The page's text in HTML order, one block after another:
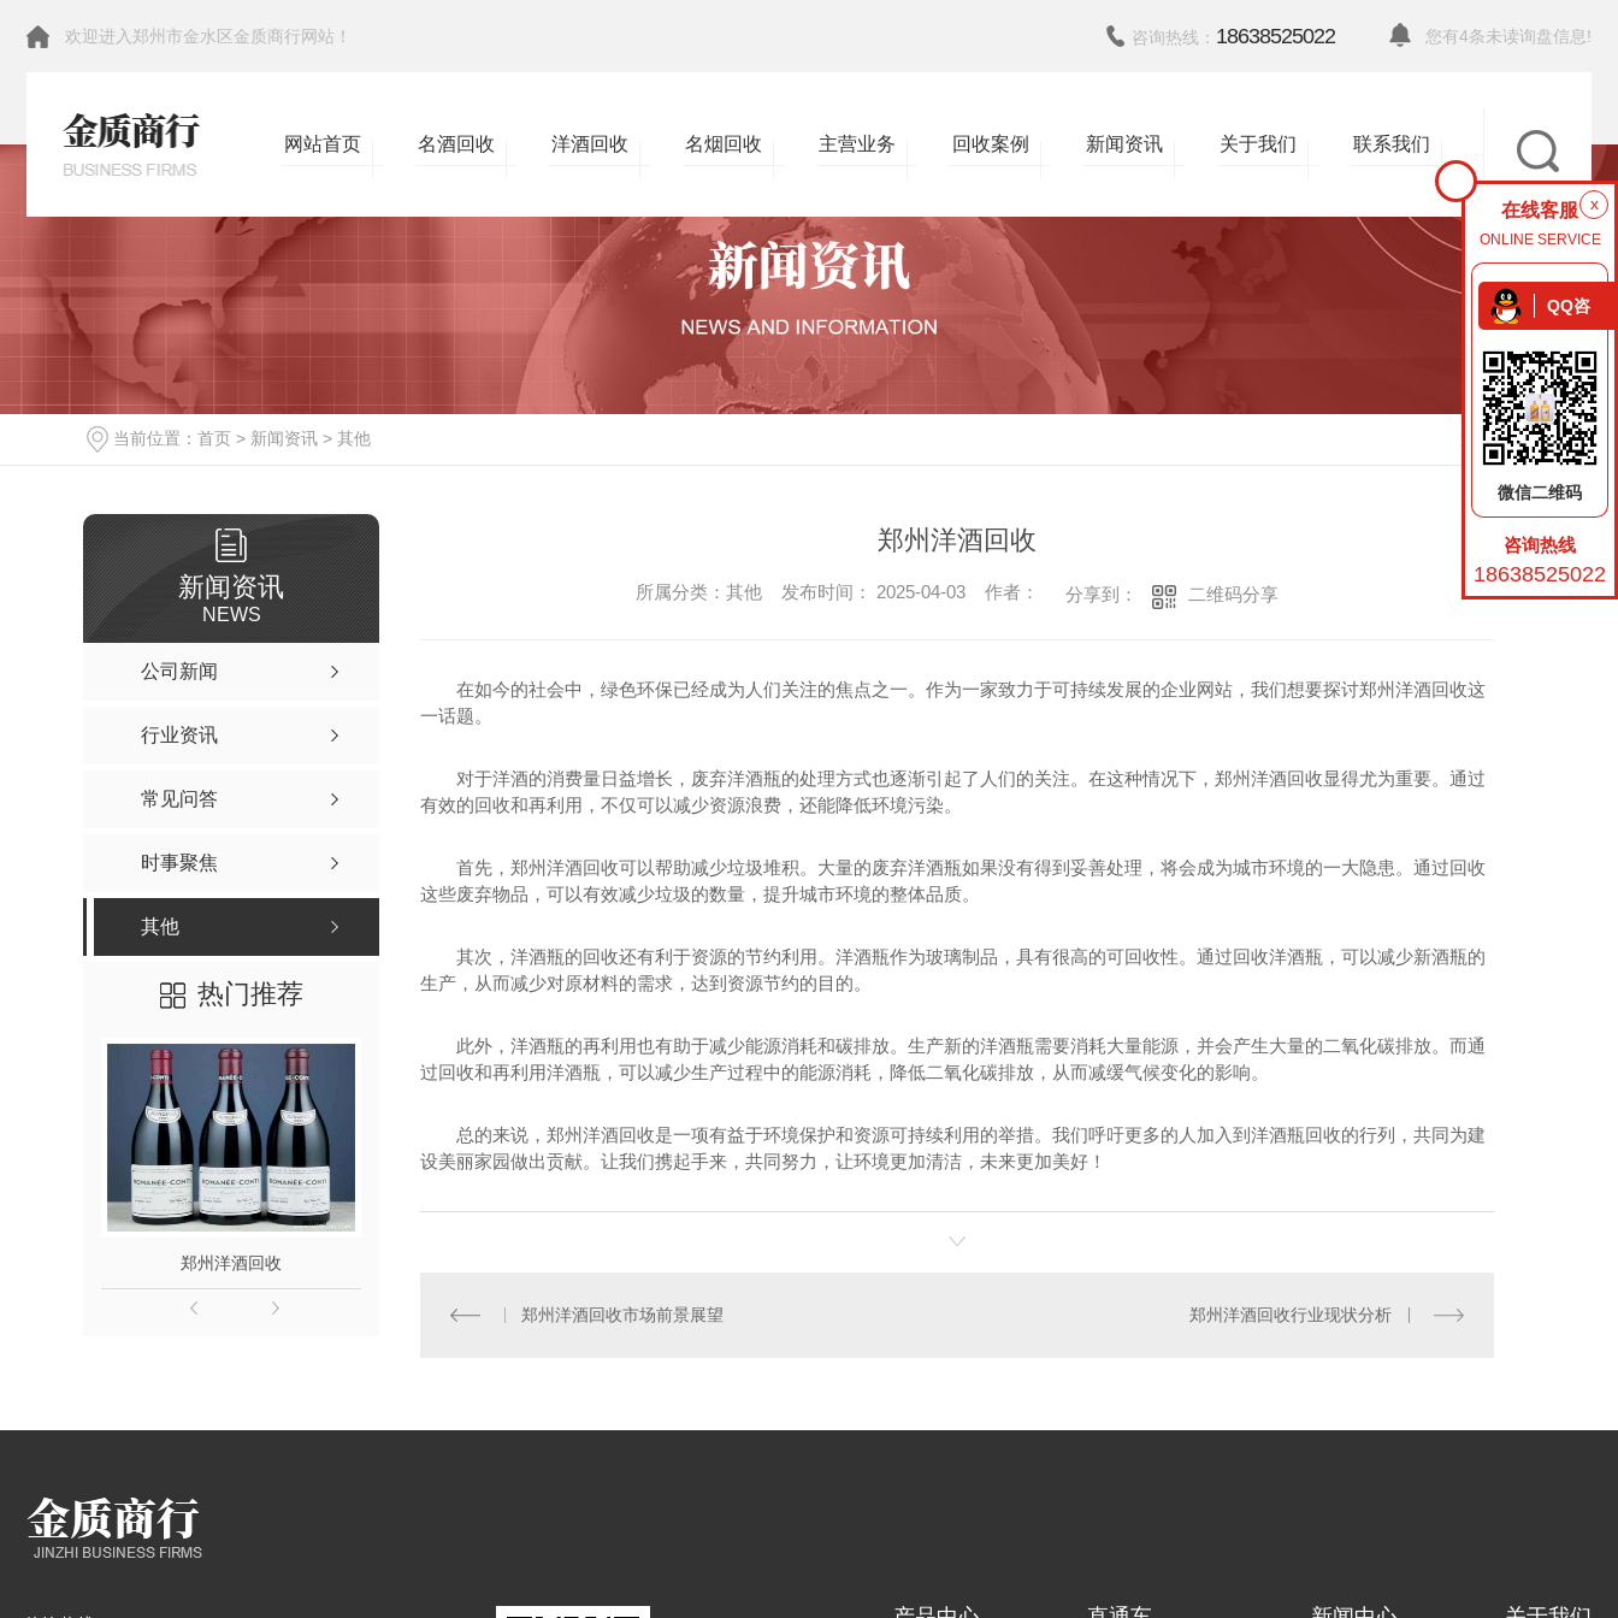
欢迎进入郑州市金水区金质商行网站！ 您有4条未读询盘信息!
咨询热线： 18638525022
网站首页 名酒回收 洋酒回收 名烟回收 主营业务 回收案例 新闻资讯 关于我们 联系我们
当前位置： 首页 > 新闻资讯 > 其他 返回
新闻资讯
NEWS
公司新闻
行业资讯
常见问答
时事聚焦
其他
热门推荐
郑州洋酒回收
郑州洋酒回收
所属分类：其他 发布时间： 2025-04-03 作者： 分享到： 二维码分享
在如今的社会中，绿色环保已经成为人们关注的焦点之一。作为一家致力于可持续发展的企业网站，我们想要探讨郑州洋酒回收这
一话题。
对于洋酒的消费量日益增长，废弃洋酒瓶的处理方式也逐渐引起了人们的关注。在这种情况下，郑州洋酒回收显得尤为重要。通过
有效的回收和再利用，不仅可以减少资源浪费，还能降低环境污染。
首先，郑州洋酒回收可以帮助减少垃圾堆积。大量的废弃洋酒瓶如果没有得到妥善处理，将会成为城市环境的一大隐患。通过回收
这些废弃物品，可以有效减少垃圾的数量，提升城市环境的整体品质。
其次，洋酒瓶的回收还有利于资源的节约利用。洋酒瓶作为玻璃制品，具有很高的可回收性。通过回收洋酒瓶，可以减少新酒瓶的
生产，从而减少对原材料的需求，达到资源节约的目的。
此外，洋酒瓶的再利用也有助于减少能源消耗和碳排放。生产新的洋酒瓶需要消耗大量能源，并会产生大量的二氧化碳排放。而通
过回收和再利用洋酒瓶，可以减少生产过程中的能源消耗，降低二氧化碳排放，从而减缓气候变化的影响。
总的来说，郑州洋酒回收是一项有益于环境保护和资源可持续利用的举措。我们呼吁更多的人加入到洋酒瓶回收的行列，共同为建
设美丽家园做出贡献。让我们携起手来，共同努力，让环境更加清洁，未来更加美好！
郑州洋酒回收市场前景展望 郑州洋酒回收行业现状分析
x
在线客服
ONLINE SERVICE
QQ咨
询
微信二维码
咨询热线
18638525022